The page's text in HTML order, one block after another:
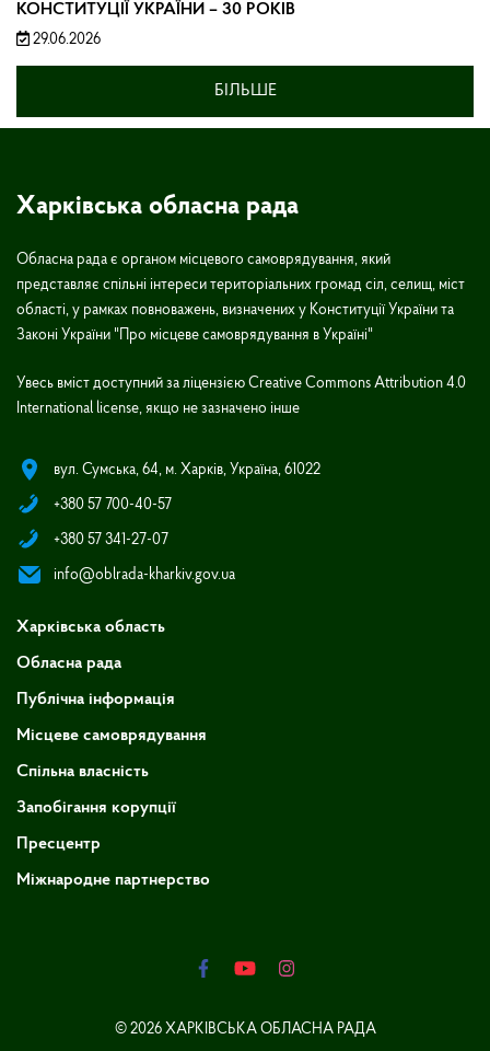
КОНСТИТУЦІЇ УКРАЇНИ – 30 РОКІВ
29.06.2026
БІЛЬШЕ
Харківська обласна рада
Обласна рада є органом місцевого самоврядування, який
представляє спільні інтереси територіальних громад сіл, селищ, міст
області, у рамках повноважень, визначених у Конституції України та
Законі України "Про місцеве самоврядування в Україні"
Увесь вміст доступний за ліцензією Creative Commons Attribution 4.0
International license, якщо не зазначено інше
вул. Сумська, 64, м. Харків, Україна, 61022
+380 57 700-40-57
+380 57 341-27-07
info@oblrada-kharkiv.gov.ua
Харківська область
Обласна рада
Публічна інформація
Місцеве самоврядування
Спільна власність
Запобігання корупції
Пресцентр
Міжнародне партнерство
© 2026 ХАРКІВСЬКА ОБЛАСНА РАДА